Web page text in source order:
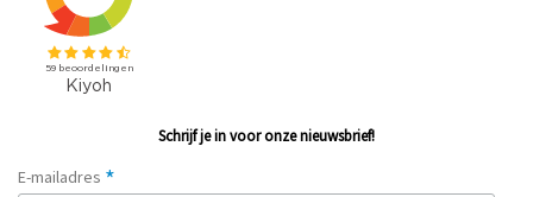
Schrijf je in voor onze nieuwsbrief!
E-mailadres *